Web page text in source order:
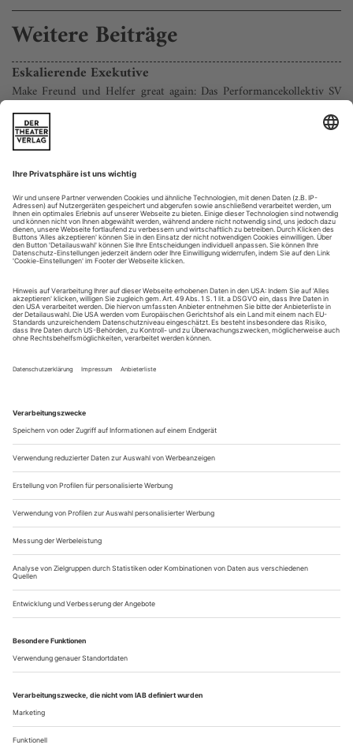
Weitere Beiträge
Eskalierende Exekutive
Make Freund und Helfer great again: Das Performancekollektiv SV
Szlachta erträumt sich eine Welt ohne Polizei
Der Hamburger Hansaplatz ist einer jener Orte, an denen die
Zentral im Viertel St. Georg gelegen, nur ein paar Schritte
hinter dem Deutschen Schauspielhaus, hat sich der 1878
angelegte Platz zum Kriminalitätsschwerpunkt entwickelt, mit
offenem Drogenhandel, Trinker -szene und Sexarbeit.
Andererseits grenzt...
Nichts Ungewöhnliches hier
Der Hongkonger Autor Pat To Yan ist in dieser Spielzeit Hausautor
am Nationaltheater Mannheim – ein Gespräch
In Hongkong und zuletzt auch in vielen
verschärft worden. Wieso?
Pat To Yan Das liegt daran, dass die Hongkong-Regierung
eine Zero-Covid-Strategie implementieren musste. Auch bei
Omikron wurden deshalb Leute mit verhältnismäßig milden
Symptomen...
Der Preis des Todes
Nora Abdel-Maksoud bringt in «Rabatt» die moralischen Verhältnisse
zum Tanzen und gibt nebenbei ein Klassismus-Seminar. Der
Stückabdruck liegt diesem Heft bei
Dena hat sich ein interessantes Geschäftsmodell aufgebaut.
Die Journalistin ist zwar ein typischer Fall von Klassismus-
Opfer – Postmigrantin, unterbezahlt, keine Aussicht auf eine
ordentliche Erbschaft –, möchte aber trotzdem ordentlich
verdienen. Jemand wie sie weiß, dass Geld auch Freiheit
bedeutet. Deshalb verreißt sie mit Wucht und Wonne alle...